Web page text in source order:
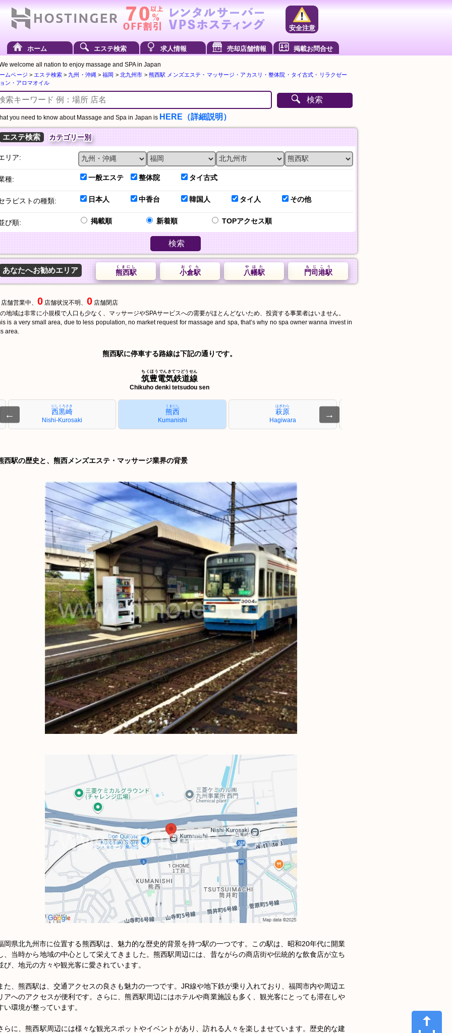
安全注意
ホーム エステ検索 求人情報 売却店舗情報 掲載お問合せ
welcome all nation to enjoy massage and SPA in Japan
ムページ > エステ検索> 九州・沖縄 >福岡 > 北九州市 > 熊西駅 メンズエステ・マッサージ・アカスリ・整体院・タイ古式・リラクゼー
ン・アロマオイル
検索
you need to know about Massage and Spa in Japan is HERE（詳細説明）
エステ検索 カテゴリー別
リア:
種: 一般エステ 整体院 タイ古式
ラピストの種類: 日本人 中香台 韓国人 タイ人 その他
び順: 掲載順 新着順 TOPアクセス順
検索
あなたへお勧めエリア 門司港駅
もじこう
八幡駅
やはた
小倉駅
おぐら
熊西駅
くまにし
店舗営業中、 0 店舗状況不明、 0 店舗閉店
地域は非常に小規模で人口も少なく、マッサージやSPAサービスへの需要がほとんどないため、投資する事業者はいません。
is a very small area, due to less population, no market request for massage and spa, that’s why no spa owner wanna invest in
area.
熊西駅に停車する路線は下記の通りです。
筑豊電気鉄道線
ちくほうでんきてつどうせん
Chikuho denki tetsudou sen
← 西黒崎
にしくろさき
Nishi-Kurosaki
熊西
くまにし
Kumanishi
萩原
はぎわら
Hagiwara
→
西駅の歴史と、熊西メンズエステ・マッサージ業界の背景
岡県北九州市に位置する熊西駅は、魅力的な歴史的背景を持つ駅の一つです。この駅は、昭和20年代に開業
、当時から地域の中心として栄えてきました。熊西駅周辺には、昔ながらの商店街や伝統的な飲食店が立ち
び、地元の方々や観光客に愛されています。
た、熊西駅は、交通アクセスの良さも魅力の一つです。JR線や地下鉄が乗り入れており、福岡市内や周辺エ
アへのアクセスが便利です。さらに、熊西駅周辺にはホテルや商業施設も多く、観光客にとっても滞在しや
い環境が整っています。
らに、熊西駅周辺には様々な観光スポットやイベントがあり、訪れる人々を楽しませています。歴史的な建